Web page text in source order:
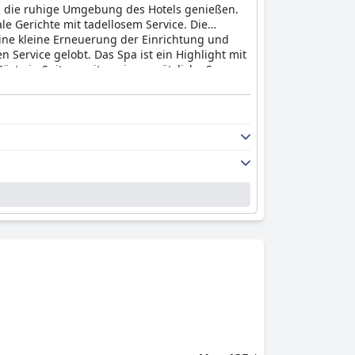
ruhige Umgebung des Hotels genießen.
Gerichte mit tadellosem Service. Die
kleine Erneuerung der Einrichtung und
Service gelobt. Das Spa ist ein Highlight mit
in Spitzenzeiten eine zusätzliche Sauna
Betten sind durchwachsen, obwohl die
Lage, der ausgezeichneten
sehr.